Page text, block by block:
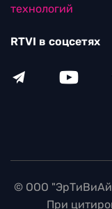
технологий
RTVI в соцсетях
© ООО
При